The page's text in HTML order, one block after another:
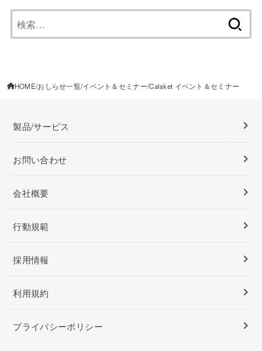
索:
HOME おしらせ一覧 イベント＆セミナー Calsket イベント＆セミナー
製品/サービス
お問い合わせ
会社概要
行動規範
採用情報
利用規約
プライバシーポリシー